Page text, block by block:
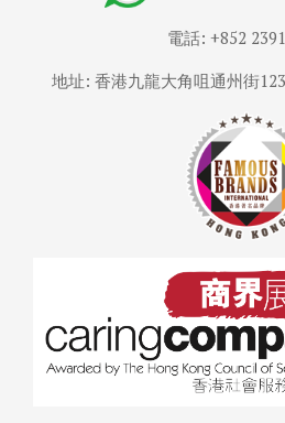
電話: +852
地址: 香港九龍大角咀通州街